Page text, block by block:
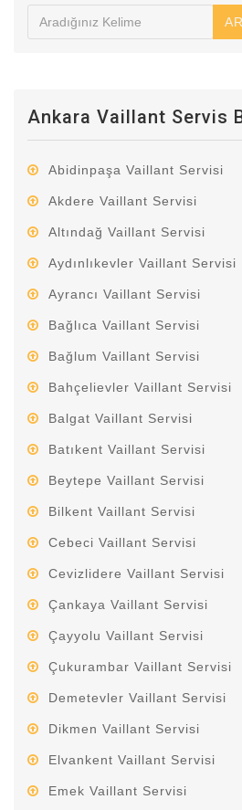
Ankara Vaillant Servis
Abidinpaşa Vaillant Servisi
Akdere Vaillant Servisi
Altındağ Vaillant Servisi
Aydınlıkevler Vaillant Servisi
Ayrancı Vaillant Servisi
Bağlıca Vaillant Servisi
Bağlum Vaillant Servisi
Bahçelievler Vaillant Servisi
Balgat Vaillant Servisi
Batıkent Vaillant Servisi
Beytepe Vaillant Servisi
Bilkent Vaillant Servisi
Cebeci Vaillant Servisi
Cevizlidere Vaillant Servisi
Çankaya Vaillant Servisi
Çayyolu Vaillant Servisi
Çukurambar Vaillant Servisi
Demetevler Vaillant Servisi
Dikmen Vaillant Servisi
Elvankent Vaillant Servisi
Emek Vaillant Servisi